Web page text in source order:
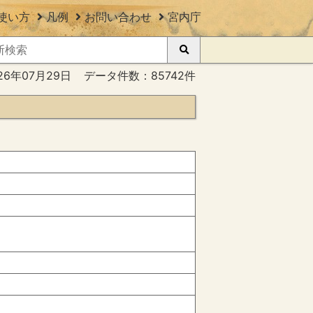
い方 凡例 お問い合わせ 宮内庁
年07月29日 データ件数：85742件